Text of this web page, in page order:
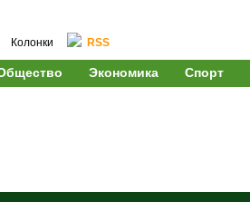
Колонки RSS
Экономика Спорт